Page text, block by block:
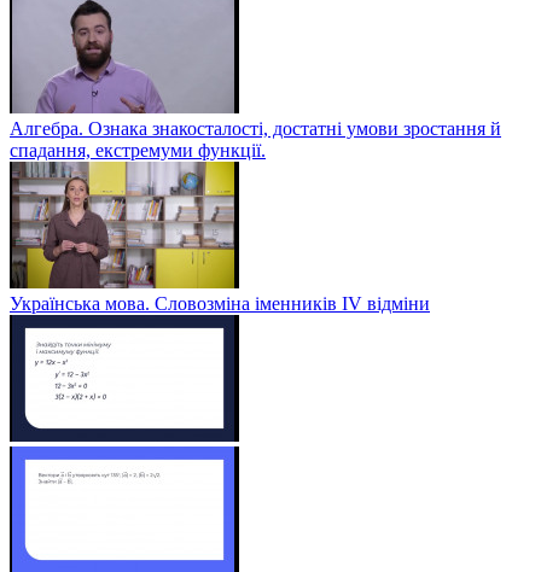
Алгебра. Ознака знакосталості, достатні умови зростання й
спадання, екстремуми функції.
Українська мова. Словозміна іменників ІV відміни